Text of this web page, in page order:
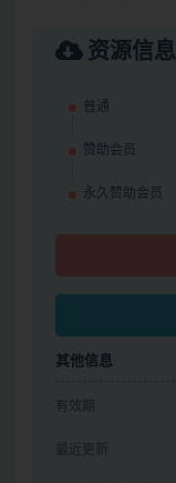
资源信息
普通
赞助会员
永久赞助会员
其他信息
有效期
最近更新